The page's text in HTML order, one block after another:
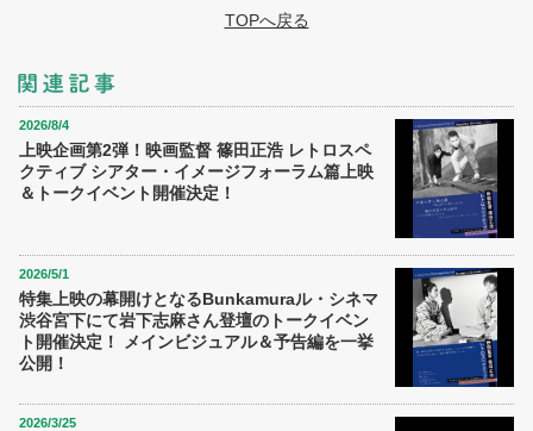
TOPへ戻る
2026/8/4
上映企画第2弾！映画監督 篠田正浩 レトロスペ
クティブ シアター・イメージフォーラム篇上映
＆トークイベント開催決定！
2026/5/1
特集上映の幕開けとなるBunkamuraル・シネマ
渋谷宮下にて岩下志麻さん登壇のトークイベン
ト開催決定！ メインビジュアル＆予告編を一挙
公開！
2026/3/25